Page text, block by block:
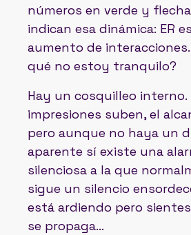
números en verde y
indican esa dinámica: ER
aumento de
qué no estoy tranquilo?
Hay un cosquilleo interno.
impresiones suben, el
pero aunque no haya un
aparente sí existe una
silenciosa a la que
sigue un silencio
está ardiendo pero
se propaga…